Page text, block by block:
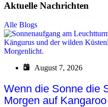
Aktuelle Nachrichten
Alle Blogs
August 7, 2026
Wenn die Sonne die
Morgen auf